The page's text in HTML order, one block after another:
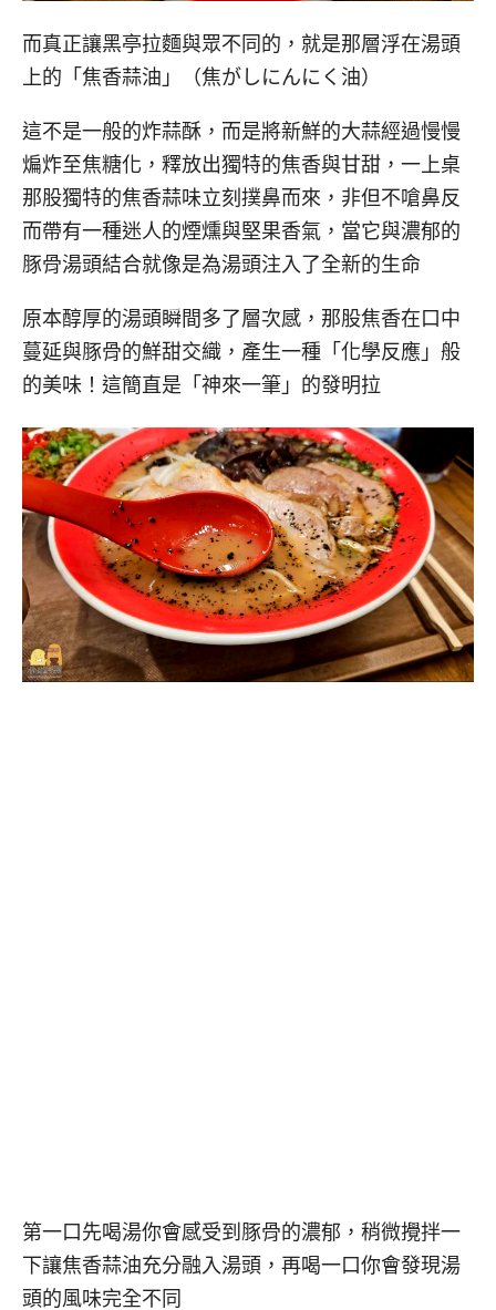
而真正讓黑亭拉麵與眾不同的，就是那層浮在湯頭
上的「焦香蒜油」（焦がしにんにく油）
這不是一般的炸蒜酥，而是將新鮮的大蒜經過慢慢
煸炸至焦糖化，釋放出獨特的焦香與甘甜，一上桌
那股獨特的焦香蒜味立刻撲鼻而來，非但不嗆鼻反
而帶有一種迷人的煙燻與堅果香氣，當它與濃郁的
豚骨湯頭結合就像是為湯頭注入了全新的生命
原本醇厚的湯頭瞬間多了層次感，那股焦香在口中
蔓延與豚骨的鮮甜交織，產生一種「化學反應」般
的美味！這簡直是「神來一筆」的發明拉
第一口先喝湯你會感受到豚骨的濃郁，稍微攪拌一
下讓焦香蒜油充分融入湯頭，再喝一口你會發現湯
頭的風味完全不同